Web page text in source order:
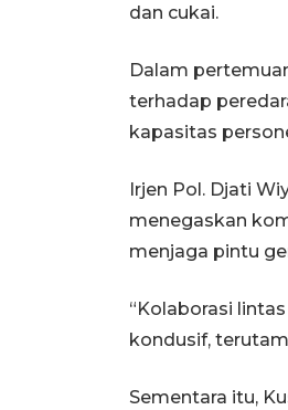
dan cukai.
Dalam
terhadap
kapasitas
Irjen Pol. Djati
menegaskan
menjaga pintu
“Kolaborasi
kondusif,
Sementara itu,